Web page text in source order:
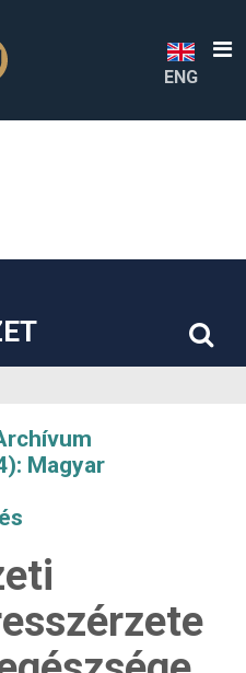
ENG
Magyar